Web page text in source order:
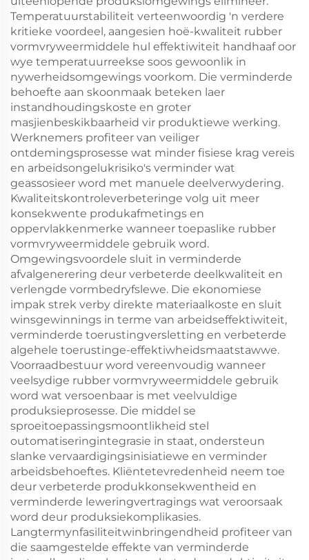
Temperatuurstabiliteit verteenwoordig 'n verdere
kritieke voordeel, aangesien hoë-kwaliteit rubber
vormvryweermiddele hul effektiwiteit handhaaf oor
wye temperatuurreekse soos gewoonlik in
nywerheidsomgewings voorkom. Die verminderde
behoefte aan skoonmaak beteken laer
instandhoudingskoste en groter
masjienbeskikbaarheid vir produktiewe werking.
Werknemers profiteer van veiliger
ontdemingsprosesse wat minder fisiese krag vereis
en arbeidsongelukrisiko's verminder wat
geassosieer word met manuele deelverwydering.
Kwaliteitskontroleverbeteringe volg uit meer
konsekwente produkafmetings en
oppervlakkenmerke wanneer toepaslike rubber
vormvryweermiddele gebruik word.
Omgewingsvoordele sluit in verminderde
afvalgenerering deur verbeterde deelkwaliteit en
verlengde vormbedryfslewe. Die ekonomiese
impak strek verby direkte materiaalkoste en sluit
winsgewinnings in terme van arbeidseffektiwiteit,
verminderde toerustingversletting en verbeterde
algehele toerustinge-effektiwheidsmaatstawwe.
Voorraadbestuur word vereenvoudig wanneer
veelsydige rubber vormvryweermiddele gebruik
word wat versoenbaar is met veelvuldige
produksieprosesse. Die middel se
sproeitoepassingsmoontlikheid stel
outomatiseringintegrasie in staat, ondersteun
slanke vervaardigingsinisiatiewe en verminder
arbeidsbehoeftes. Kliëntetevredenheid neem toe
deur verbeterde produkkonsekwentheid en
verminderde leweringvertragings wat veroorsaak
word deur produksiekomplikasies.
Langtermynfasiliteitwinbringendheid profiteer van
die saamgestelde effekte van verminderde